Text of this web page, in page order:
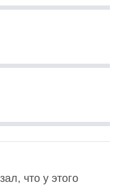
что у этого